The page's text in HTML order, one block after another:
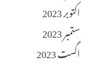
اکتوبر 2023
ستمبر 2023
اگست 2023